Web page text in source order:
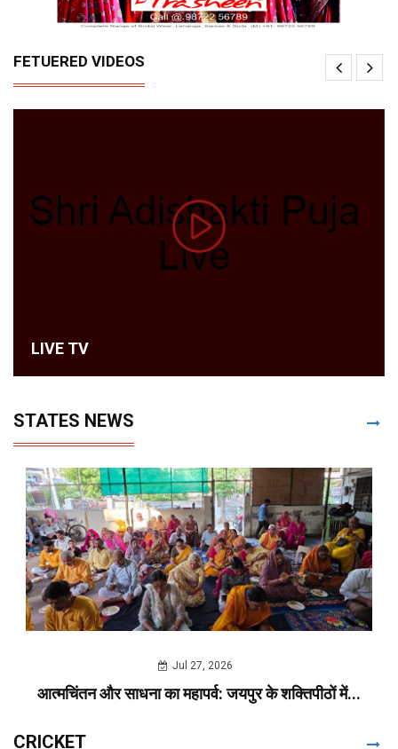
FETUERED VIDEOS
LIVE TV
STATES NEWS
Jul 27, 2026
आत्मचिंतन और साधना का महापर्व: जयपुर के शक्तिपीठों में...
CRICKET